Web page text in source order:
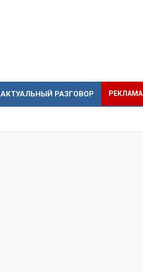
АКТУАЛЬНЫЙ РАЗГОВОР РЕКЛАМА